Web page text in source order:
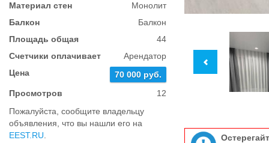
Материал стен
Монолит
Балкон
Балкон
Площадь общая
44
Счетчики оплачивает
Арендатор
Цена
70 000 руб.
Просмотров
12
Пожалуйста, сообщите владельцу
объявления, что вы нашли его на
EEST.RU